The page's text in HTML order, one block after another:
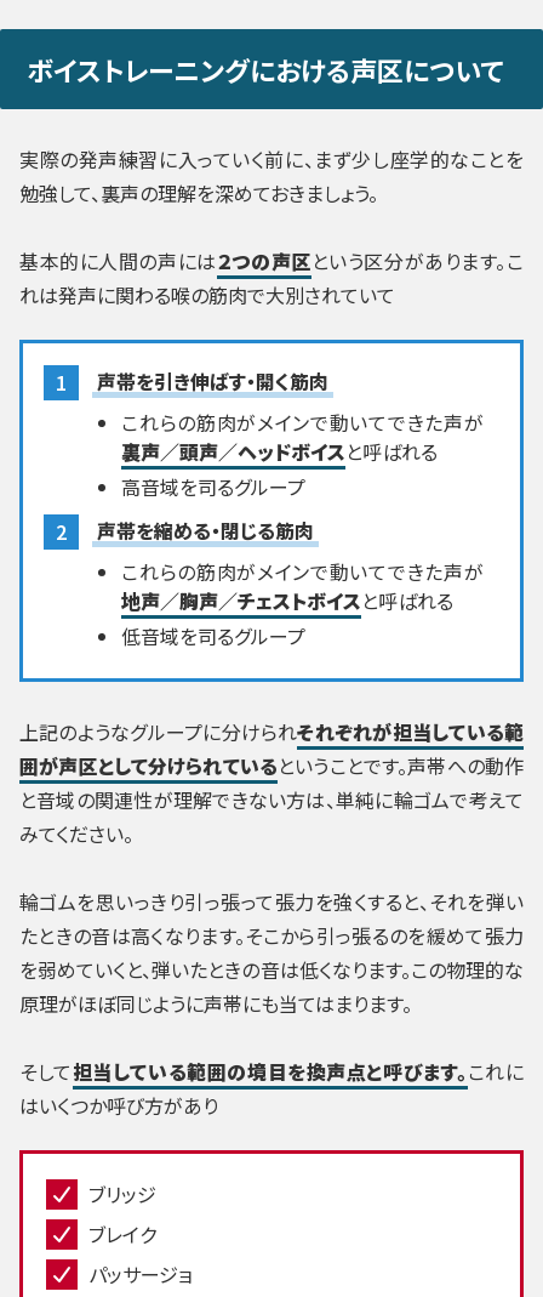
ボイストレーニングにおける声区について
実際の発声練習に入っていく前に、まず少し座学的なことを
勉強して、裏声の理解を深めておきましょう。
基本的に人間の声には２つの声区という区分があります。こ
れは発声に関わる喉の筋肉で大別されていて
声帯を引き伸ばす・開く筋肉
これらの筋肉がメインで動いてできた声が
裏声／頭声／ヘッドボイスと呼ばれる
高音域を司るグループ
声帯を縮める・閉じる筋肉
これらの筋肉がメインで動いてできた声が
地声／胸声／チェストボイスと呼ばれる
低音域を司るグループ
上記のようなグループに分けられそれぞれが担当している範
囲が声区として分けられているということです。声帯への動作
と音域の関連性が理解できない方は、単純に輪ゴムで考えて
みてください。
輪ゴムを思いっきり引っ張って張力を強くすると、それを弾い
たときの音は高くなります。そこから引っ張るのを緩めて張力
を弱めていくと、弾いたときの音は低くなります。この物理的な
原理がほぼ同じように声帯にも当てはまります。
そして担当している範囲の境目を換声点と呼びます。 これに
はいくつか呼び方があり
ブリッジ
ブレイク
パッサージョ